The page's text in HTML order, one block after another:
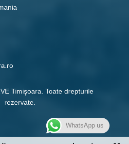
Timişoara. Toate drepturile
rezervate.
WhatsApp us